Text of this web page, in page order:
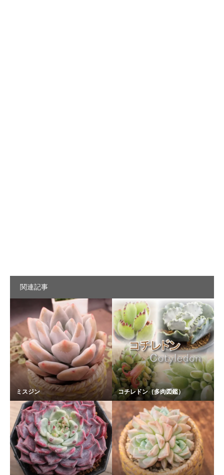
関連記事
ミスジン コチレドン（多肉図鑑）